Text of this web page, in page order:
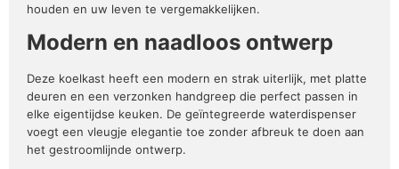
houden en uw leven te vergemakkelijken.
Modern en naadloos ontwerp
Deze koelkast heeft een modern en strak uiterlijk, met platte
deuren en een verzonken handgreep die perfect passen in
elke eigentijdse keuken. De geïntegreerde waterdispenser
voegt een vleugje elegantie toe zonder afbreuk te doen aan
het gestroomlijnde ontwerp.